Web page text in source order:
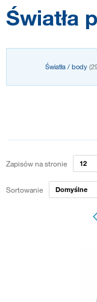
Światła
Światła / body
Zapisów na stronie 12
Sortowanie Domyślne